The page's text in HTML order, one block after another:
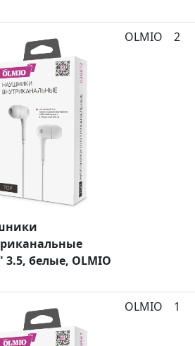
[2]
[1]
[81]
[4]
[247]
[77]
[194]
[132]
[2]
[41]
[1131]
[2]
3.5, белые, OLMIO
OLMIO 2
OLMIO 1